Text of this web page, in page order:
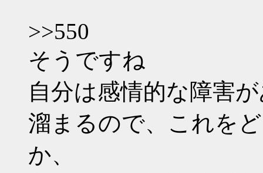
>>550
そうですね
自分は感情的な障害
溜まるので、これを
か、